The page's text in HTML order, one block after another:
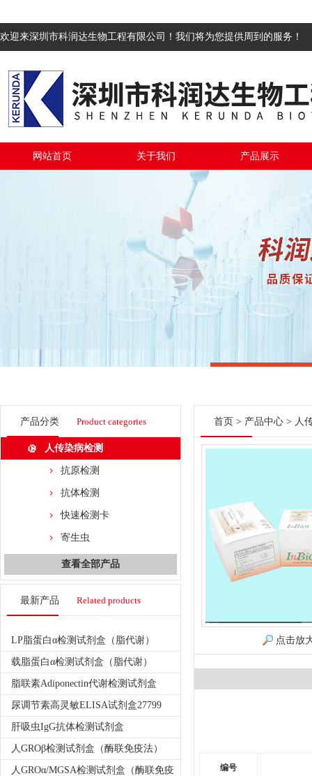
欢迎来深圳市科润达生物工程有限公司！我们将为您提供周到的服务！
网站首页 关于我们 产品展示
产品分类 Product categories
人传染病检测
抗原检测
抗体检测
快速检测卡
寄生虫
查看全部产品
最新产品 Related products
LP脂蛋白α检测试剂盒（脂代谢）
载脂蛋白α检测试剂盒（脂代谢）
脂联素Adiponectin代谢检测试剂盒
尿调节素高灵敏ELISA试剂盒27799
肝吸虫IgG抗体检测试剂盒
人GROβ检测试剂盒（酶联免疫法）
人GROα/MGSA检测试剂盒（酶联免疫
首页 > 产品中心 > 人
点击放
编号